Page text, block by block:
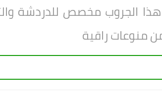
هذا الجروب مخصص للدردشة
منوعات راقية